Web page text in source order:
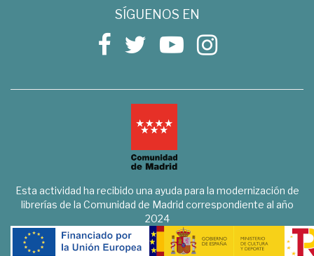
SÍGUENOS EN
Esta actividad ha recibido una ayuda para la modernización de
librerías de la Comunidad de Madrid correspondiente al año
2024